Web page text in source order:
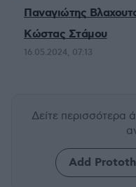
Παναγιώτης
Κώστας Στάμου
16.05.2024, 07:13
Δείτε περισσότερα
Add